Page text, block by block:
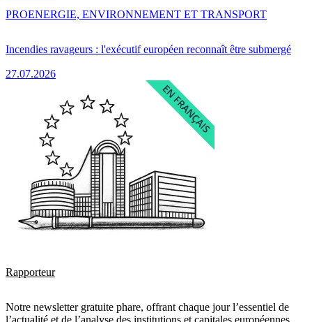
Incendies ravageurs : l'exécutif européen reconnaît être submergé
27.07.2026
PROENERGIE, ENVIRONNEMENT ET TRANSPORT
Rapporteur
Notre newsletter gratuite phare, offrant chaque jour l’essentiel de
l’actualité et de l’analyse des institutions et capitales européennes.